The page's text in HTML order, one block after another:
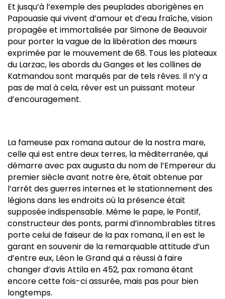
Et jusqu’à l’exemple des peuplades aborigènes en
Papouasie qui vivent d’amour et d’eau fraîche, vision
propagée et immortalisée par Simone de Beauvoir
pour porter la vague de la libération des mœurs
exprimée par le mouvement de 68. Tous les plateaux
du Larzac, les abords du Ganges et les collines de
Katmandou sont marqués par de tels rêves. Il n’y a
pas de mal à cela, rêver est un puissant moteur
d’encouragement.
La fameuse pax romana autour de la nostra mare,
celle qui est entre deux terres, la méditerranée, qui
démarre avec pax augusta du nom de l’Empereur du
premier siècle avant notre ère, était obtenue par
l’arrêt des guerres internes et le stationnement des
légions dans les endroits où la présence était
supposée indispensable. Même le pape, le Pontif,
constructeur des ponts, parmi d’innombrables titres
porte celui de faiseur de la pax romana, il en est le
garant en souvenir de la remarquable attitude d’un
d’entre eux, Léon le Grand qui a réussi à faire
changer d’avis Attila en 452, pax romana étant
encore cette fois-ci assurée, mais pas pour bien
longtemps.